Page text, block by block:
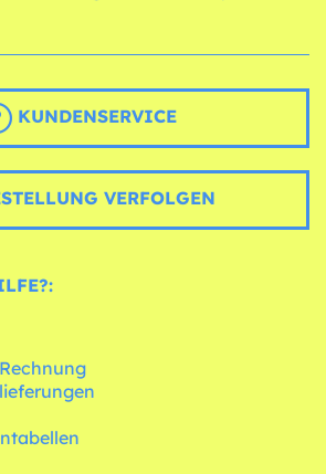
KUNDENSERVICE
VERFOLGEN